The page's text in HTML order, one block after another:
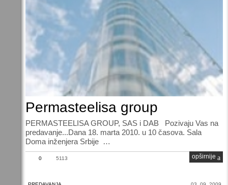
Permasteelisa group
PERMASTEELISA GROUP, SAS i DAB Pozivaju Vas na
predavanje...Dana 18. marta 2010. u 10 časova. Sala
Doma inženjera Srbije …
0 5113 opširnije